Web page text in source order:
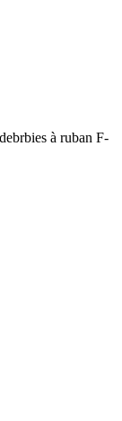
à ruban F-